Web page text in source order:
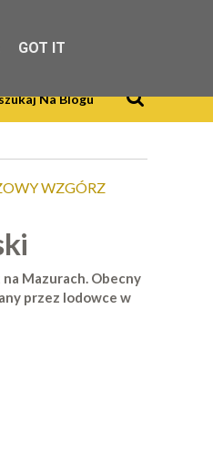
WZGÓRZ
Mazurach. Obecny
przez lodowce w
GOT IT